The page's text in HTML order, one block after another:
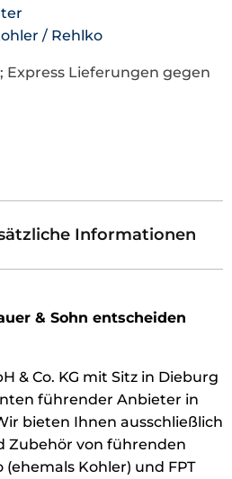
/ Rehlko
Express Lieferungen gegen
Informationen
& Sohn entscheiden
& Co. KG mit Sitz in Dieburg
führender Anbieter in
bieten Ihnen ausschließlich
Zubehör von führenden
Kohler) und FPT